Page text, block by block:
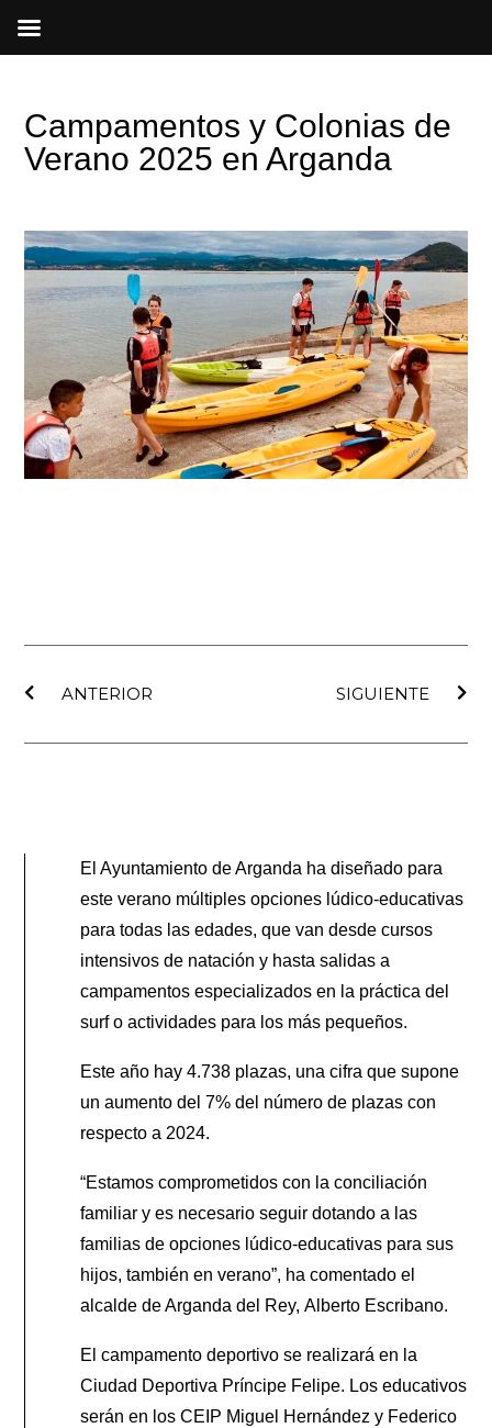
Campamentos y Colonias de
Verano 2025 en Arganda
ANTERIOR
SIGUIENTE
El Ayuntamiento de Arganda ha diseñado para
este verano múltiples opciones lúdico-educativas
para todas las edades, que van desde cursos
intensivos de natación y hasta salidas a
campamentos especializados en la práctica del
surf o actividades para los más pequeños.
Este año hay 4.738 plazas, una cifra que supone
un aumento del 7% del número de plazas con
respecto a 2024.
“Estamos comprometidos con la conciliación
familiar y es necesario seguir dotando a las
familias de opciones lúdico-educativas para sus
hijos, también en verano”, ha comentado el
alcalde de Arganda del Rey, Alberto Escribano.
El campamento deportivo se realizará en la
Ciudad Deportiva Príncipe Felipe. Los educativos
serán en los CEIP Miguel Hernández y Federico